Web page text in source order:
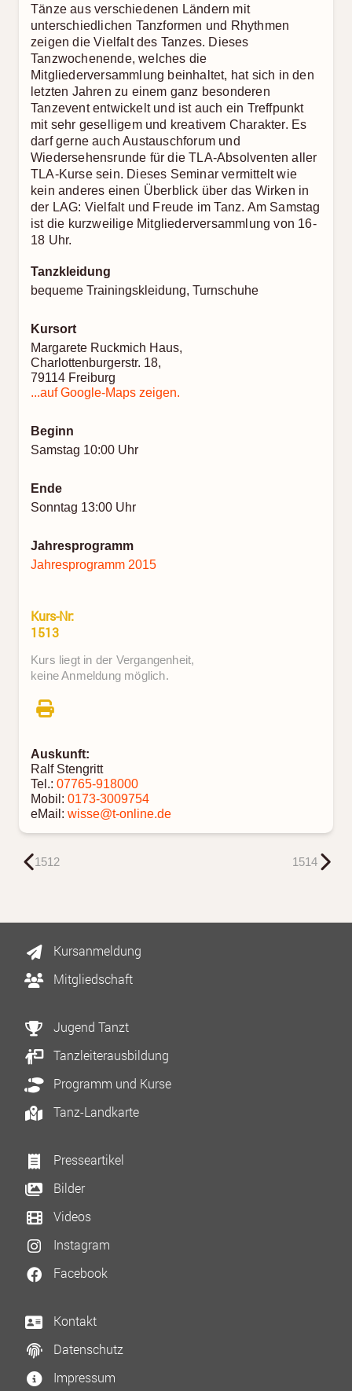
Tänze aus verschiedenen Ländern mit
unterschiedlichen Tanzformen und Rhythmen
zeigen die Vielfalt des Tanzes. Dieses
Tanzwochenende, welches die
Mitgliederversammlung beinhaltet, hat sich in den
letzten Jahren zu einem ganz besonderen
Tanzevent entwickelt und ist auch ein Treffpunkt
mit sehr geselligem und kreativem Charakter. Es
darf gerne auch Austauschforum und
Wiedersehensrunde für die TLA-Absolventen aller
TLA-Kurse sein. Dieses Seminar vermittelt wie
kein anderes einen Überblick über das Wirken in
der LAG: Vielfalt und Freude im Tanz. Am Samstag
ist die kurzweilige Mitgliederversammlung von 16-
18 Uhr.
Tanzkleidung
bequeme Trainingskleidung, Turnschuhe
Kursort
Margarete Ruckmich Haus,
Charlottenburgerstr. 18,
79114 Freiburg
...auf Google-Maps zeigen.
Beginn
Samstag 10:00 Uhr
Ende
Sonntag 13:00 Uhr
Jahresprogramm
Jahresprogramm 2015
Kurs-Nr:
1513
Kurs liegt in der Vergangenheit,
keine Anmeldung möglich.
Auskunft:
Ralf Stengritt
Tel.: 07765-918000
Mobil: 0173-3009754
eMail: wisse@t-online.de
1512 1514
Kursanmeldung
Mitgliedschaft
Jugend Tanzt
Tanzleiterausbildung
Programm und Kurse
Tanz-Landkarte
Presseartikel
Bilder
Videos
Instagram
Facebook
Kontakt
Datenschutz
Impressum